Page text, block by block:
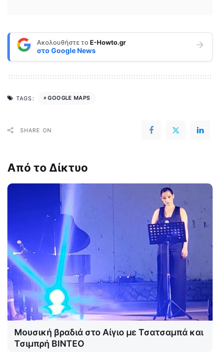
Ακολουθήστε τοE-Howto.gr
στο Google News
TAGS: GOOGLE MAPS
SHARE ON
Από το Δίκτυο
Μουσική βραδιά στο Αίγιο με Τσατσαμπά και
Τσιμπρή ΒΙΝΤΕΟ